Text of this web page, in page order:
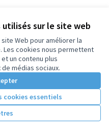
sur le site web
Web pour améliorer la
Les cookies nous permettent
un contenu plus
médias sociaux.
cookies essentiels